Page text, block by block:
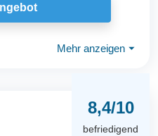
Mehr anzeigen ⏷
8,4/10
befriedigend